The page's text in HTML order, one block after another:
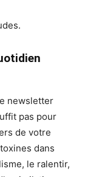
newsletter
pas pour
de votre
dans
le ralentir,